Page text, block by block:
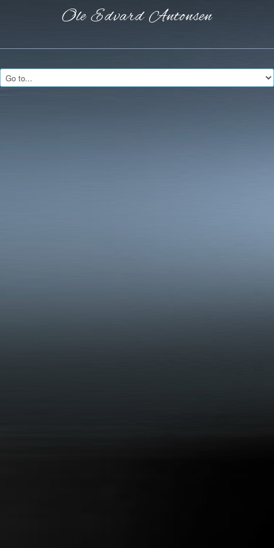
Ole EdvardAntonsen